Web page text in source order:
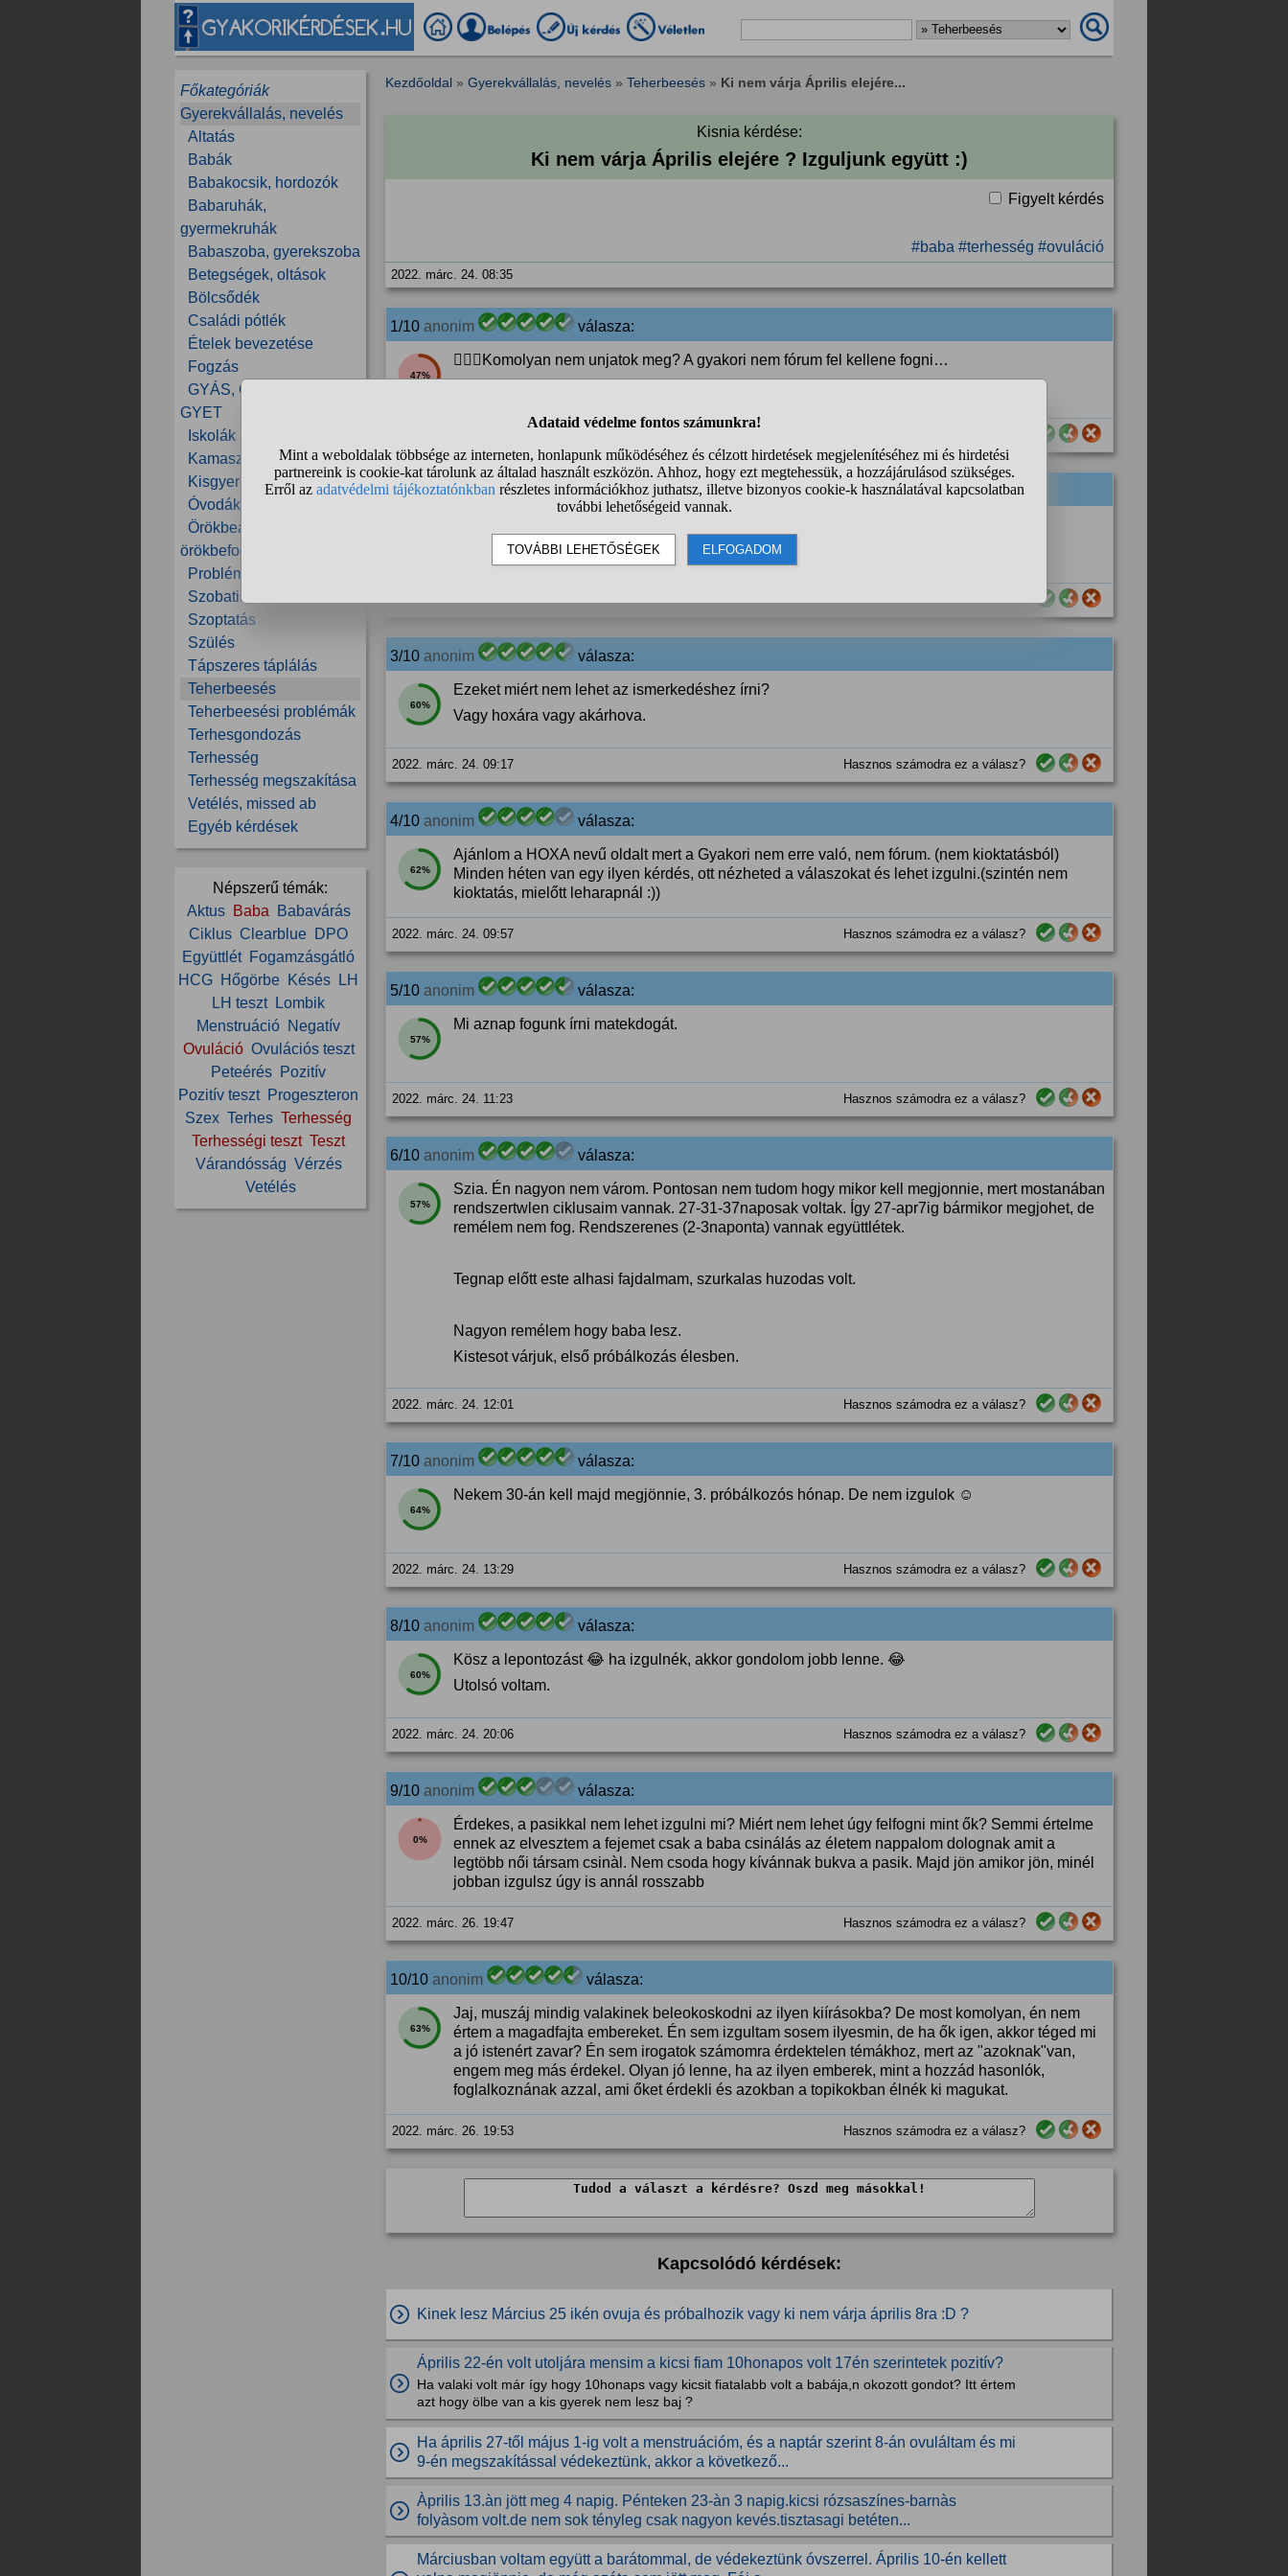
Főkategóriák
Gyerekvállalás, nevelés
Altatás
Babák
Babakocsik, hordozók
Babaruhák,
gyermekruhák
Babaszoba, gyerekszoba
Betegségek, oltások
Bölcsődék
Családi pótlék
Ételek bevezetése
Fogzás
GYÁS, GYES, GYED,
GYET
Iskolák
Kamaszok
Kisgyerekek
Óvodák
Örökbeadás,
örökbefogadás
Problémás gyerekek
Szobatisztaság
Szoptatás
Szülés
Tápszeres táplálás
Teherbeesés
Teherbeesési problémák
Terhesgondozás
Terhesség
Terhesség megszakítása
Vetélés, missed ab
Egyéb kérdések
Népszerű témák:
Aktus
Baba
Babavárás
Ciklus Clearblue DPO
Együttlét Fogamzásgátló
HCG Hőgörbe Késés
LH
LH teszt
Lombik
Menstruáció Negatív
Ovuláció Ovulációs teszt
Peteérés Pozitív
Pozitív teszt Progeszteron
Szex Terhes Terhesség
Terhességi teszt Teszt
Várandósság Vérzés
Vetélés
Kezdőoldal » Gyerekvállalás, nevelés » Teherbeesés » Ki nem várja Április elejére...
Kisnia kérdése:
Ki nem várja Április elejére ? Izguljunk együtt :)
Figyelt kérdés
#baba #terhesség #ovuláció
2022. márc. 24. 08:35
1/10 anonim válasza:
47%
🤦🏻‍♀️Komolyan nem unjatok meg? A gyakori nem fórum fel kellene fogni…
2/10anonim válasza:
2022. márc. 24. 08:56 Hasznos számodra ez a válasz?
3/10 anonim válasza:
60%
Ezeket miért nem lehet az ismerkedéshez írni?
Vagy hoxára vagy akárhova.
2022. márc. 24. 09:17 Hasznos számodra ez a válasz?
4/10 anonim válasza:
62%
Ajánlom a HOXA nevű oldalt mert a Gyakori nem erre való, nem fórum. (nem kioktatásból)
Minden héten van egy ilyen kérdés, ott nézheted a válaszokat és lehet izgulni.(szintén nem
kioktatás, mielőtt leharapnál :))
2022. márc. 24. 09:57 Hasznos számodra ez a válasz?
5/10 anonim válasza:
57%
Mi aznap fogunk írni matekdogát.
2022. márc. 24. 11:23 Hasznos számodra ez a válasz?
6/10 anonim válasza:
57%
Szia. Én nagyon nem várom. Pontosan nem tudom hogy mikor kell megjonnie, mert mostanában
rendszertwlen ciklusaim vannak. 27-31-37naposak voltak. Így 27-apr7ig bármikor megjohet, de
remélem nem fog. Rendszerenes (2-3naponta) vannak együttlétek.
Tegnap előtt este alhasi fajdalmam, szurkalas huzodas volt.
Nagyon remélem hogy baba lesz.
Kistesot várjuk, első próbálkozás élesben.
2022. márc. 24. 12:01 Hasznos számodra ez a válasz?
7/10 anonim válasza:
64%
Nekem 30-án kell majd megjönnie, 3. próbálkozós hónap. De nem izgulok ☺
2022. márc. 24. 13:29 Hasznos számodra ez a válasz?
8/10 anonim válasza:
60%
Kösz a lepontozást 😂 ha izgulnék, akkor gondolom jobb lenne. 😂
Utolsó voltam.
2022. márc. 24. 20:06 Hasznos számodra ez a válasz?
9/10 anonim válasza:
0%
Érdekes, a pasikkal nem lehet izgulni mi? Miért nem lehet úgy felfogni mint ők? Semmi értelme
ennek az elvesztem a fejemet csak a baba csinálás az életem nappalom dolognak amit a
legtöbb női társam csinàl. Nem csoda hogy kívánnak bukva a pasik. Majd jön amikor jön, minél
jobban izgulsz úgy is annál rosszabb
2022. márc. 26. 19:47 Hasznos számodra ez a válasz?
10/10 anonim válasza:
63%
Jaj, muszáj mindig valakinek beleokoskodni az ilyen kiírásokba? De most komolyan, én nem
értem a magadfajta embereket. Én sem izgultam sosem ilyesmin, de ha ők igen, akkor téged mi
a jó istenért zavar? Én sem irogatok számomra érdektelen témákhoz, mert az "azoknak"van,
engem meg más érdekel. Olyan jó lenne, ha az ilyen emberek, mint a hozzád hasonlók,
foglalkoznának azzal, ami őket érdekli és azokban a topikokban élnék ki magukat.
2022. márc. 26. 19:53 Hasznos számodra ez a válasz?
Kapcsolódó kérdések:
Kinek lesz Március 25 ikén ovuja és próbalhozik vagy ki nem várja április 8ra :D ?
Április 22-én volt utoljára mensim a kicsi fiam 10honapos volt 17én szerintetek pozitív?
Ha valaki volt már így hogy 10honaps vagy kicsit fiatalabb volt a babája,n okozott gondot? Itt értem
azt hogy ölbe van a kis gyerek nem lesz baj ?
Ha április 27-től május 1-ig volt a menstruációm, és a naptár szerint 8-án ovuláltam és mi
9-én megszakítással védekeztünk, akkor a következő...
Àprilis 13.àn jött meg 4 napig. Pénteken 23-àn 3 napig.kicsi rózsaszínes-barnàs
folyàsom volt.de nem sok tényleg csak nagyon kevés.tisztasagi betéten...
Márciusban voltam együtt a barátommal, de védekeztünk óvszerrel. Április 10-én kellett